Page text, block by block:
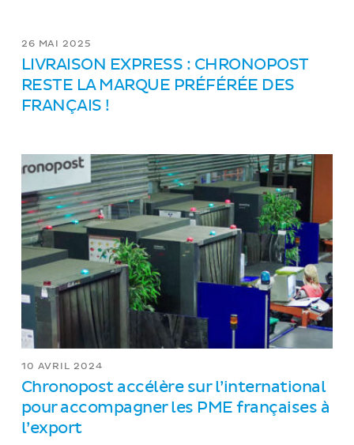
26 MAI 2025
LIVRAISON EXPRESS : CHRONOPOST
RESTE LA MARQUE PRÉFÉRÉE DES
FRANÇAIS !
10 AVRIL 2024
Chronopost accélère sur l’international
pour accompagner les PME françaises à
l’export